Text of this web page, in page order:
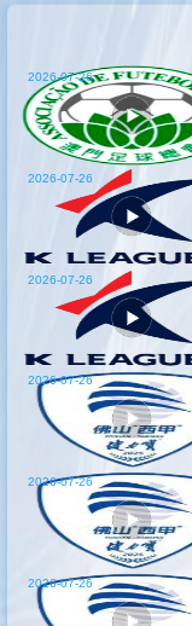
2026-07-26
2026-07-26
2026-07-26
2026-07-26
2026-07-26
2026-07-26